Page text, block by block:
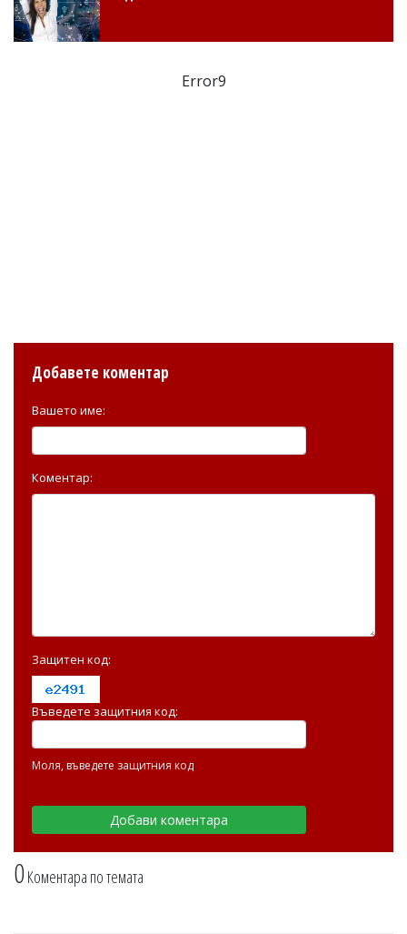
Error9
0Коментара по темата
Добавете коментар
Вашето име:
Коментар:
Защитен код:
Въведете защитния код:
Моля, въведете защитния код